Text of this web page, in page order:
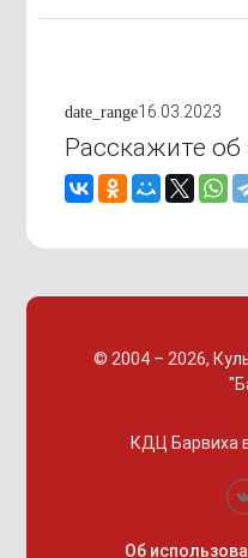
date_range16.03.2023
Расскажите об
© 2004 – 2026,
КДЦ Барвиха
Об